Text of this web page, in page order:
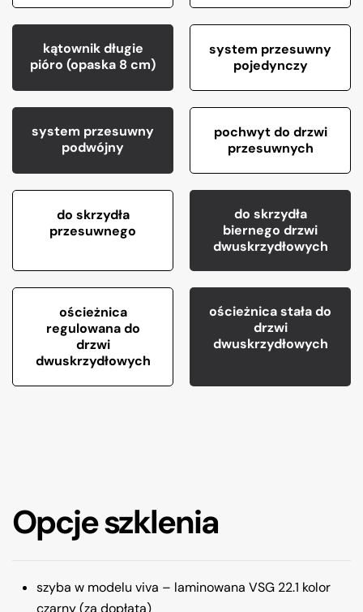
kątownik długie
pióro (opaska 8 cm)
system przesuwny
pojedynczy
system przesuwny
podwójny
pochwyt do drzwi
przesuwnych
do skrzydła
przesuwnego
do skrzydła
biernego drzwi
dwuskrzydłowych
ościeżnica
regulowana do
drzwi
dwuskrzydłowych
ościeżnica stała do
drzwi
dwuskrzydłowych
Opcje szklenia
szyba w modelu viva – laminowana VSG 22.1 kolor
czarny (za dopłatą)